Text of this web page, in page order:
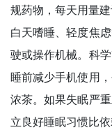
规药物，每天用量
白天嗜睡、轻度焦
驶或操作机械。科
睡前减少手机使用
浓茶。如果失眠严
立良好睡眠习惯比